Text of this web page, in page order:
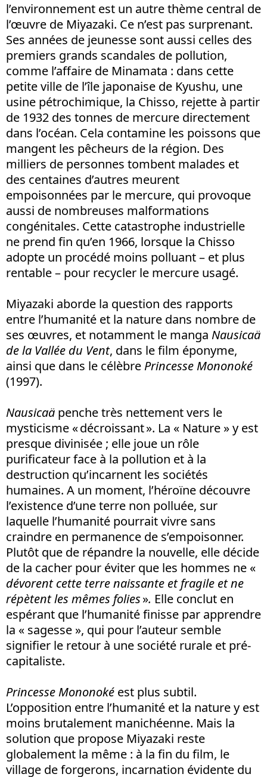
l’environnement est un autre thème central de
l’œuvre de Miyazaki. Ce n’est pas surprenant.
Ses années de jeunesse sont aussi celles des
premiers grands scandales de pollution,
comme l’affaire de Minamata : dans cette
petite ville de l’île japonaise de Kyushu, une
usine pétrochimique, la Chisso, rejette à partir
de 1932 des tonnes de mercure directement
dans l’océan. Cela contamine les poissons que
mangent les pêcheurs de la région. Des
milliers de personnes tombent malades et
des centaines d’autres meurent
empoisonnées par le mercure, qui provoque
aussi de nombreuses malformations
congénitales. Cette catastrophe industrielle
ne prend fin qu’en 1966, lorsque la Chisso
adopte un procédé moins polluant – et plus
rentable – pour recycler le mercure usagé.
Miyazaki aborde la question des rapports
entre l’humanité et la nature dans nombre de
ses œuvres, et notamment le manga Nausicaä
de la Vallée du Vent, dans le film éponyme,
ainsi que dans le célèbre Princesse Mononoké
(1997).
Nausicaä penche très nettement vers le
mysticisme «décroissant». La « Nature » y est
presque divinisée ; elle joue un rôle
purificateur face à la pollution et à la
destruction qu’incarnent les sociétés
humaines. A un moment, l’héroïne découvre
l’existence d’une terre non polluée, sur
laquelle l’humanité pourrait vivre sans
craindre en permanence de s’empoisonner.
Plutôt que de répandre la nouvelle, elle décide
de la cacher pour éviter que les hommes ne «
dévorent cette terre naissante et fragile et ne
répètent les mêmes folies». Elle conclut en
espérant que l’humanité finisse par apprendre
la « sagesse », qui pour l’auteur semble
signifier le retour à une société rurale et pré-
capitaliste.
Princesse Mononoké est plus subtil.
L’opposition entre l’humanité et la nature y est
moins brutalement manichéenne. Mais la
solution que propose Miyazaki reste
globalement la même : à la fin du film, le
village de forgerons, incarnation évidente du